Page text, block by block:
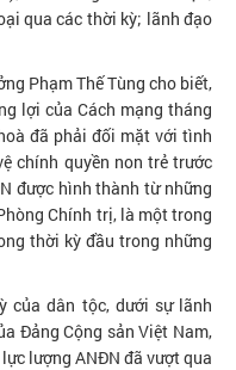
qua các thời kỳ; lãnh đạo
Phạm Thế Tùng cho biết,
lợi của Cách mạng tháng
đã phải đối mặt với tình
chính quyền non trẻ trước
được hình thành từ những
Chính trị, là một trong
thời kỳ đầu trong những
của dân tộc, dưới sự lãnh
Đảng Cộng sản Việt Nam,
lượng ANĐN đã vượt qua